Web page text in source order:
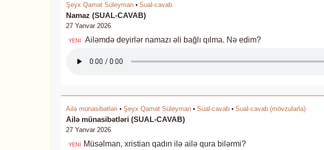
Şeyx Qamət Süleyman • Sual-cavab
Namaz (SUAL-CAVAB)
27 Yanvar 2026
YENİ Ailəmdə deyirlər namazı əli bağlı qılma. Nə edim?
Ailə münasibətləri • Şeyx Qamət Süleyman • Sual-cavab • Sual-cavab (mövzularla)
Ailə münasibətləri (SUAL-CAVAB)
27 Yanvar 2026
YENİ Müsəlman, xristian qadın ilə ailə qura bilərmi?